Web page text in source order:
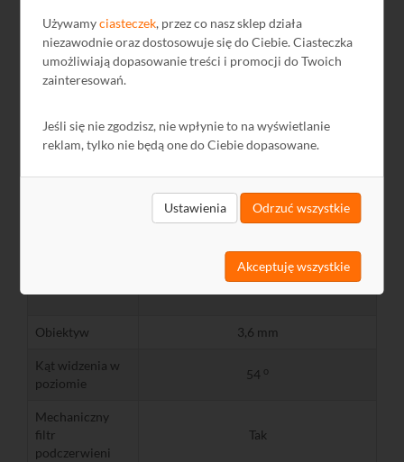
Używamyciasteczek, przez co nasz sklep działa
niezawodnie oraz dostosowuje się do Ciebie. Ciasteczka
umożliwiają dopasowanie treści i promocji do Twoich
zainteresowań.
Jeśli się nie zgodzisz, nie wpłynie to na wyświetlanie
reklam, tylko nie będą one do Ciebie dopasowane.
Ustawienia Odrzuć wszystkie
Akceptuję wszystkie
Strumienie
wideo
Przetwornik Sony Exmor
0lx przy włączonym IR (tryb czarno-
biały)
0,1lx tryb kolorowy
Obiektyw 3,6 mm
Kąt widzenia w
poziomie
54 o
Mechaniczny
filtr
podczerwieni
Tak